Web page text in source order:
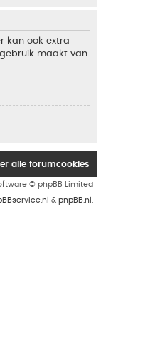
kan ook extra
maakt van
alle forumcookies
© phpBB Limited
& phpBB.nl